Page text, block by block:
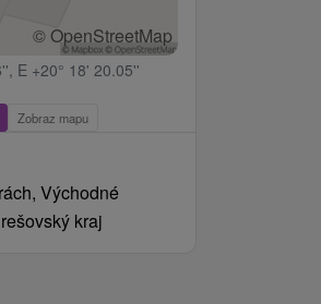
© OpenStreetMap
E +20° 18' 20.05''
Zobraz mapu
Východné
kraj